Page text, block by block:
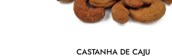
CASTANHA DE CAJU